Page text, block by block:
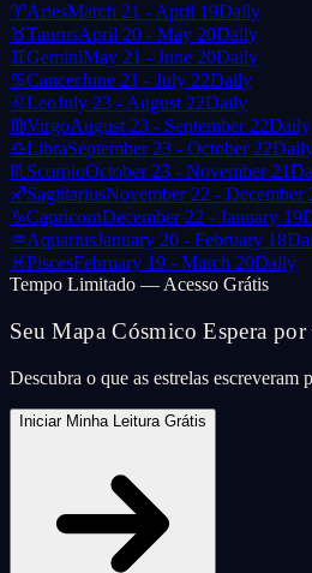
♈AriesMarch 21 - April 19Daily
♉TaurusApril 20 - May 20Daily
♊GeminiMay 21 - June 20Daily
♋CancerJune 21 - July 22Daily
♌LeoJuly 23 - August 22Daily
♍VirgoAugust 23 - September 22Daily
♎LibraSeptember 23 - October 22
♏ ScorpioOctober 23 - November 21
♐SagittariusNovember 22 - December
♑CapricornDecember 22 - January 19
♒AquariusJanuary 20 - February 18
♓PiscesFebruary 19 - March 20Daily
Tempo Limitado — Acesso Grátis
Seu Mapa Cósmico Espera por
Descubra o que as estrelas escreveram
Iniciar Minha Leitura Grátis